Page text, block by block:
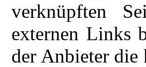
verknüpften
externen Links
der Anbieter die